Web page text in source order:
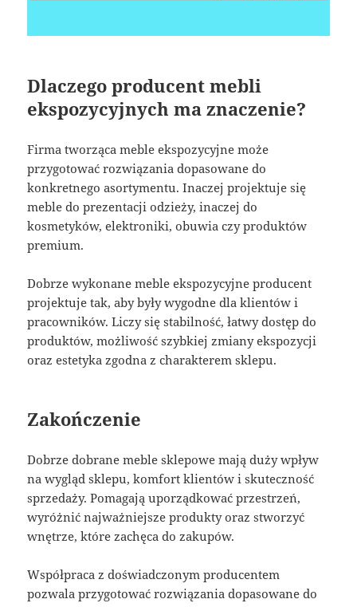
Dlaczego producent mebli
ekspozycyjnych ma znaczenie?
Firma tworząca meble ekspozycyjne może
przygotować rozwiązania dopasowane do
konkretnego asortymentu. Inaczej projektuje się
meble do prezentacji odzieży, inaczej do
kosmetyków, elektroniki, obuwia czy produktów
premium.
Dobrze wykonane meble ekspozycyjne producent
projektuje tak, aby były wygodne dla klientów i
pracowników. Liczy się stabilność, łatwy dostęp do
produktów, możliwość szybkiej zmiany ekspozycji
oraz estetyka zgodna z charakterem sklepu.
Zakończenie
Dobrze dobrane meble sklepowe mają duży wpływ
na wygląd sklepu, komfort klientów i skuteczność
sprzedaży. Pomagają uporządkować przestrzeń,
wyróżnić najważniejsze produkty oraz stworzyć
wnętrze, które zachęca do zakupów.
Współpraca z doświadczonym producentem
pozwala przygotować rozwiązania dopasowane do